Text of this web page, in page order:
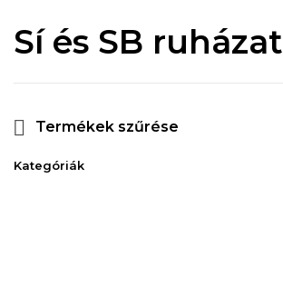
Sí és SB ruházat
Termékek szűrése
Kategóriák